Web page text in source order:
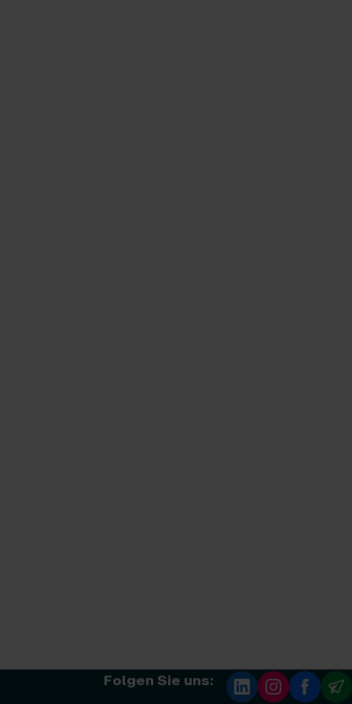
Folgen Sie uns: